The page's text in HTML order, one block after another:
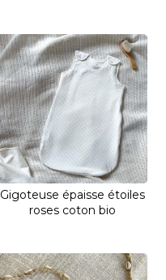
Gigoteuse épaisse étoiles
roses coton bio